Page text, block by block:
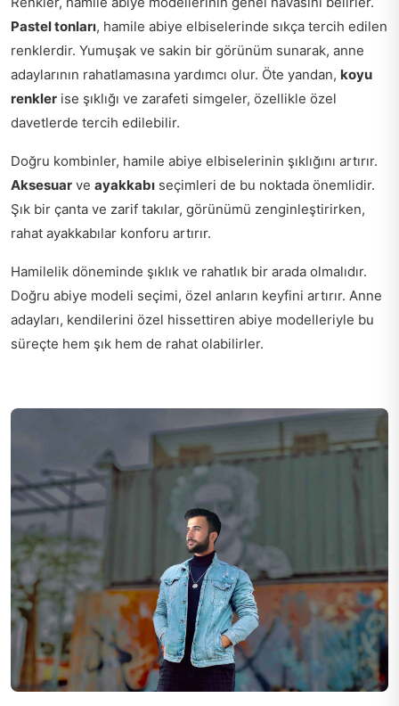
Pastel tonları, hamile abiye elbiselerinde sıkça tercih edilen
renklerdir. Yumuşak ve sakin bir görünüm sunarak, anne
adaylarının rahatlamasına yardımcı olur. Öte yandan, koyu
renkler ise şıklığı ve zarafeti simgeler, özellikle özel
davetlerde tercih edilebilir.
Doğru kombinler, hamile abiye elbiselerinin şıklığını artırır.
Aksesuar ve ayakkabı seçimleri de bu noktada önemlidir.
Şık bir çanta ve zarif takılar, görünümü zenginleştirirken,
rahat ayakkabılar konforu artırır.
Hamilelik döneminde şıklık ve rahatlık bir arada olmalıdır.
Doğru abiye modeli seçimi, özel anların keyfini artırır. Anne
adayları, kendilerini özel hissettiren abiye modelleriyle bu
süreçte hem şık hem de rahat olabilirler.